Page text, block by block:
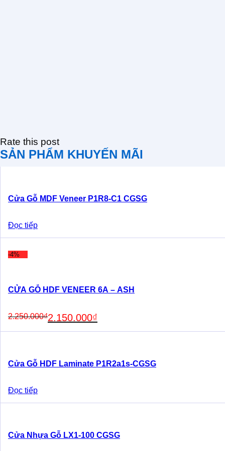
Rate this post
SẢN PHẨM KHUYẾN MÃI
Cửa Gỗ MDF Veneer P1R8-C1 CGSG
Đọc tiếp
-4%
CỬA GỖ HDF VENEER 6A – ASH
2.250.000₫
price
was:
2.150.000₫
price
is:
Cửa Gỗ HDF Laminate P1R2a1s-CGSG
Đọc tiếp
Cửa Nhựa Gỗ LX1-100 CGSG